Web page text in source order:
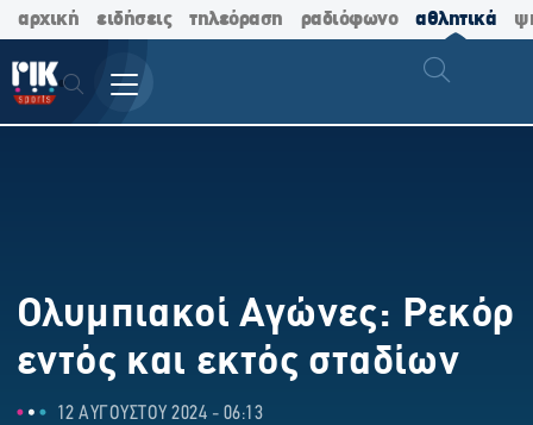
αρχική ειδήσεις τηλεόραση ραδιόφωνο αθλητικά
Ολυμπιακοί Αγώνες: Ρεκόρ
εντός και εκτός σταδίων
12 ΑΥΓΟΥΣΤΟΥ 2024 - 06:13